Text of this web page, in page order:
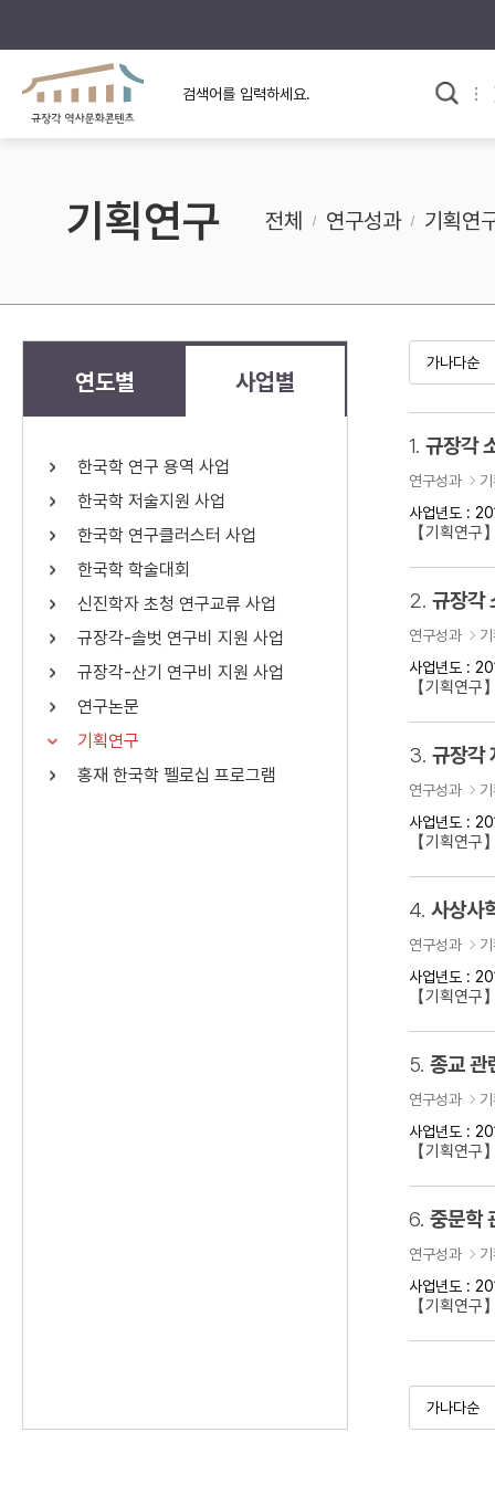
규장각의 어제와 오늘
규장각 소개영상
사료와 문학으로 본
고대
조선 후기
근대
검색 연산자 사용안내
연산자
AND
OR 정조 OR 정약용 “정조” 또는 “
료를 검색
기획연구 전체 연구성과 기획연
연도별 사업별
한국학 연구 용역 사업
한국학 저술지원 사업
한국학 연구클러스터 사업
한국학 학술대회
신진학자 초청 연구교류 사업
규장각-솔벗 연구비 지원 사업
규장각-산기 연구비 지원 사업
연구논문
기획연구
홍재 한국학 펠로십 프로그램
1. 규장각
연구성과
사업년도 :
【기획
2. 규장각
연구성과
사업년도 :
【기획
3. 규장각
연구성과
사업년도 :
【기획연
4. 사상사
연구성과
사업년도 :
【기획연
5. 종교 관
연구성과
사업년도 :
【기획연
6. 중문학
연구성과
사업년도 :
【기획